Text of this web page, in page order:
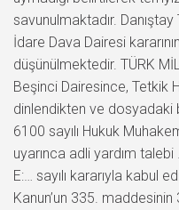
savunulmaktadır.
İdare Dava Dairesi
düşünülmektedir. TÜRK
Beşinci Dairesince, Tetkik
dinlendikten ve dosyadaki
6100 sayılı Hukuk
uyarınca adli yardım
E:… sayılı kararıyla kabul
Kanun’un 335. maddesinin